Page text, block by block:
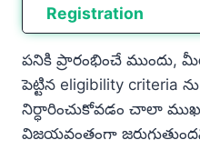
Registration
పనికి ప్రారంభించే ముందు,
పెట్టిన eligibility criteria ను
నిర్ధారించుకోవడం చాలా
విజయవంతంగా